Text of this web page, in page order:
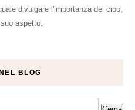
divulgare l'importanza del cibo,
aspetto.
BLOG